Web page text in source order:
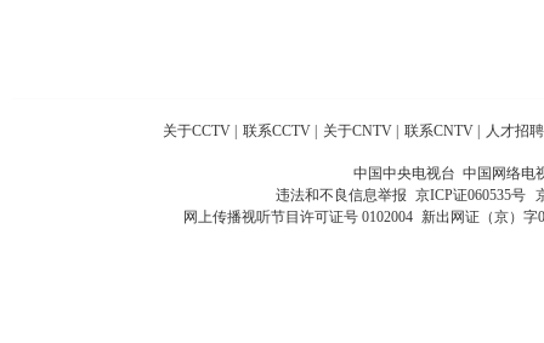
关于CCTV 联系CCTV 关于CNTV 联系CNTV 人才招聘
中国中央电视台 中国网络电
违法和不良信息举报 京ICP证060535号
网上传播视听节目许可证号 0102004 新出网证（京）